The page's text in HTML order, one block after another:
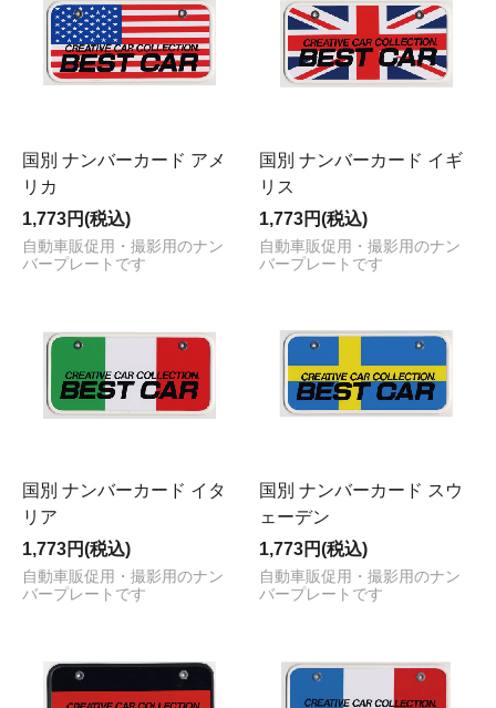
国別 ナンバーカード アメ
リカ
1,773円(税込)
自動車販促用・撮影用のナン
バープレートです
国別 ナンバーカード イギ
リス
1,773円(税込)
自動車販促用・撮影用のナン
バープレートです
国別 ナンバーカード イタ
リア
1,773円(税込)
自動車販促用・撮影用のナン
バープレートです
国別 ナンバーカード スウ
ェーデン
1,773円(税込)
自動車販促用・撮影用のナン
バープレートです